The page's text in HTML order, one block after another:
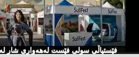
فێستیاڵی سولی فێست لەهەواری شار